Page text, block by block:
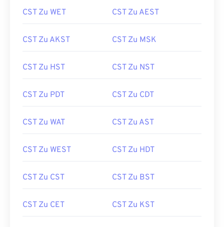
CST Zu WET CST Zu AEST
CST Zu AKST CST Zu MSK
CST Zu HST CST Zu NST
CST Zu PDT CST Zu CDT
CST Zu WAT CST Zu AST
CST Zu WEST CST Zu HDT
CST Zu CST CST Zu BST
CST Zu CET CST Zu KST